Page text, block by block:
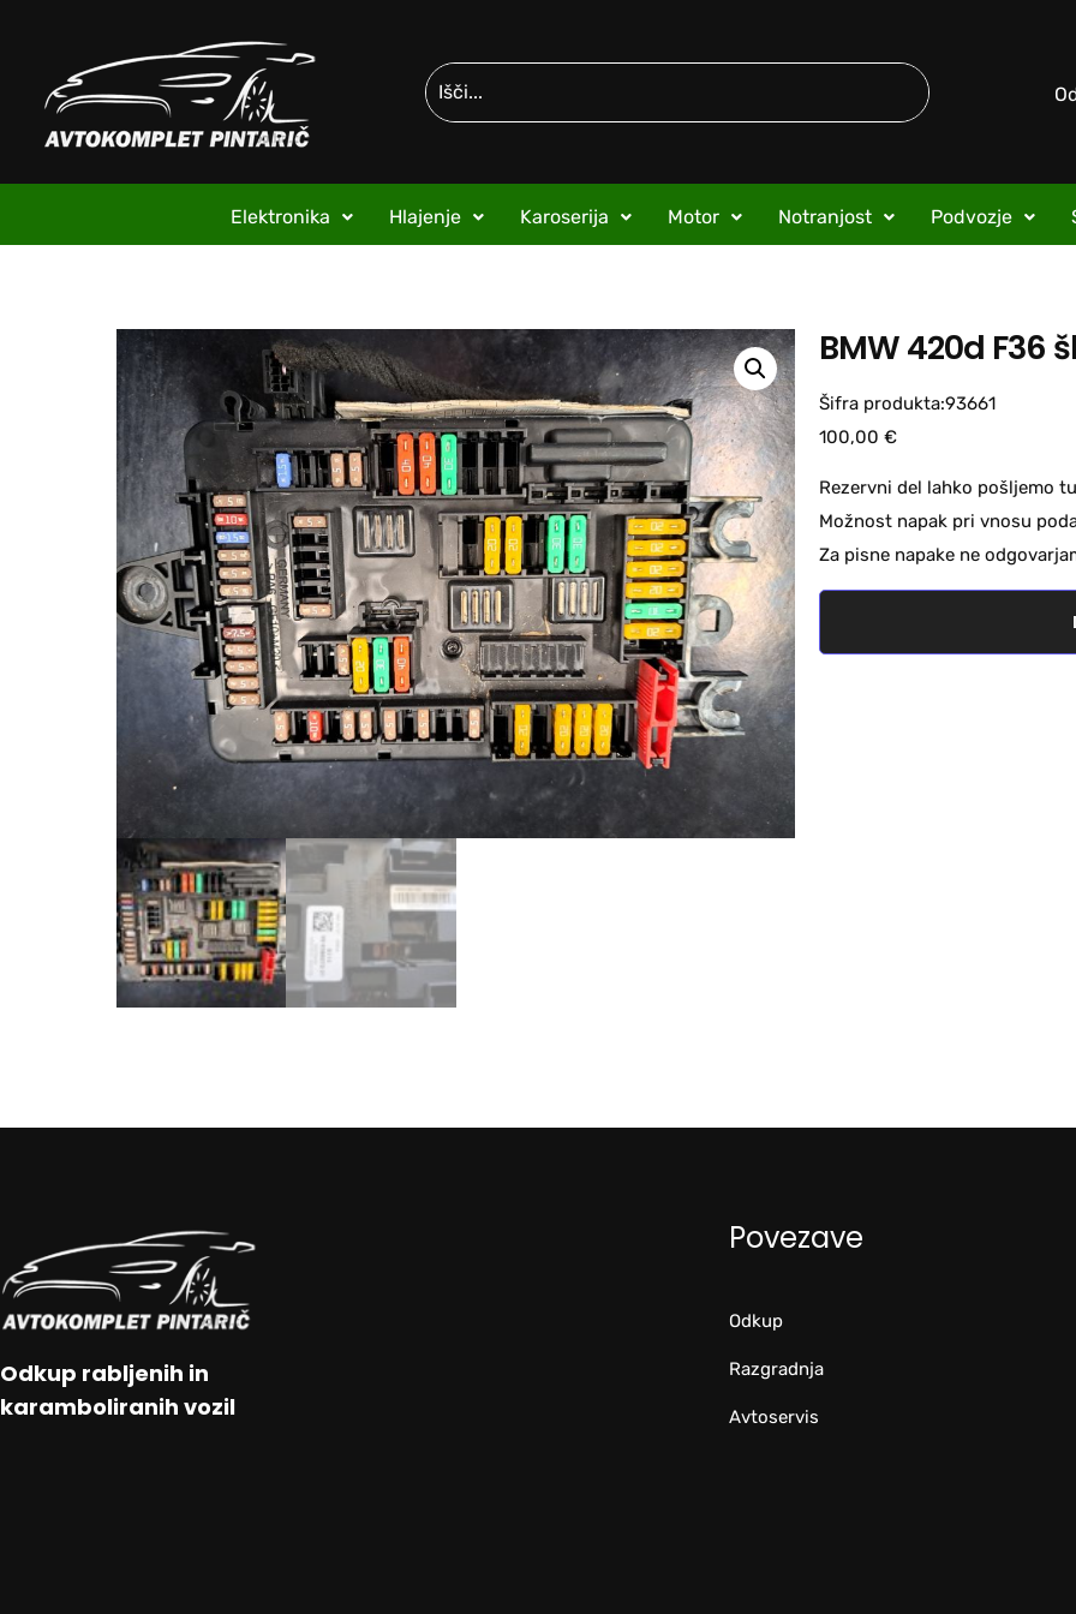
Elektronika Hlajenje Karoserija Motor Notranjost Podvozje
BMW 420d F36
Šifra produkta:93661
100,00 €
Rezervni del lahko pošljemo
Možnost napak pri vnosu
Za pisne napake ne
Odkup rabljenih in
karamboliranih vozil
Povezave
Odkup
Razgradnja
Avtoservis